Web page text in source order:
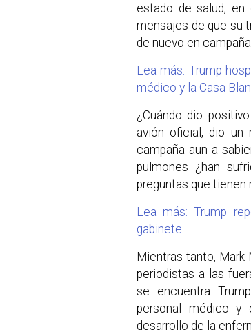
estado de salud,
mensajes de que su
de nuevo en campaña.
Lea más: Trump
médico y la Casa
¿Cuándo dio
avión oficial, dio un
campaña aun a
pulmones ¿han
preguntas que tienen
Lea más: Trump
gabinete
Mientras tanto, Mark
periodistas a las
se encuentra
personal médico y
desarrollo de la